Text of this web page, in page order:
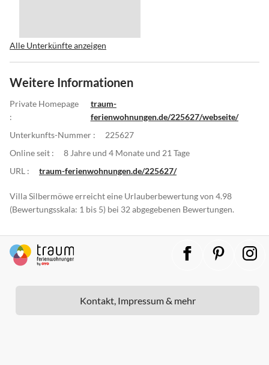
Alle Unterkünfte anzeigen
Weitere Informationen
Private Homepage
:
traum-
ferienwohnungen.de/225627/webseite/
Unterkunfts-Nummer :
225627
Online seit :
8 Jahre und 4 Monate und 21 Tage
URL :
traum-ferienwohnungen.de/225627/
Villa Silbermöwe erreicht eine Urlauberbewertung von 4.98
(Bewertungsskala: 1 bis 5) bei 32 abgegebenen Bewertungen.
Kontakt, Impressum & mehr